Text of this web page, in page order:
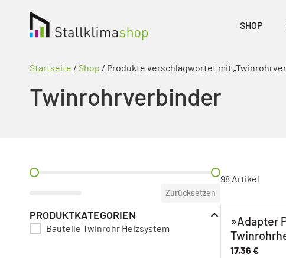
SHOP
Startseite / Shop / Produkte verschlagwortet mit
Twinrohrverbinder
PREIS FILTER
Zurücksetzen
PRODUKTKATEGORIEN
PRODUKT KATEGORIE FILTER
Bauteile Twinrohr Heizsystem
98 Artikel
»Adapter
17,36 €